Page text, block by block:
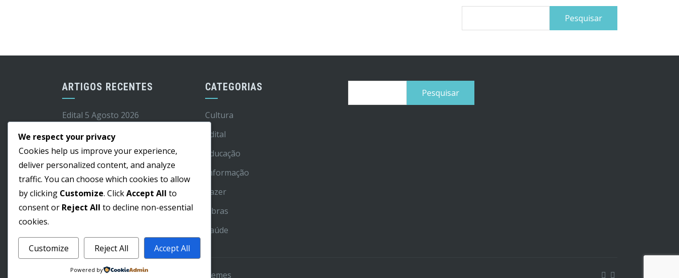
ARTIGOS RECENTES
Edital 5 Agosto 2026
Férias
Passeio a Ponte de Lima
Marchas Junho 2026
Projeto Frutificar no Jardim de
Infância do Roço em destaque na
CATEGORIAS
Cultura
Edital
Educação
Informação
Lazer
Obras
Saúde
WordPress Theme|Square by HashThemes
We respect your privacy
Cookies help us improve your experience,
deliver personalized content, and analyze
traffic. You can choose which cookies to allow
by clicking Customize. ClickAccept All to
consent or Reject All to decline non-essential
cookies.
Customize Reject All Accept All
Powered by